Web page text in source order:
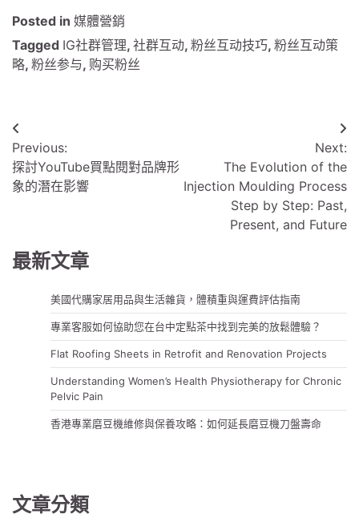
Posted in 媒體營銷
Tagged IG社群管理, 社群互动, 粉丝互动技巧, 粉丝互动策
略, 粉丝参与, 购买粉丝
文
章
導
Previous:
探討YouTube買點閱對品牌形
象的潛在影響
Next:
The Evolution of the
Injection Moulding Process
Step by Step: Past,
Present, and Future
最新文章
美國代購家居用品與生活雜貨，體積重與運費評估指南
專業客服如何協助您在台中定點茶中找到完美的放鬆體驗？
Flat Roofing Sheets in Retrofit and Renovation Projects
Understanding Women’s Health Physiotherapy for Chronic
Pelvic Pain
香港專業磨豆機維修與保養攻略：如何延長磨豆機刀盤壽命
文章分類